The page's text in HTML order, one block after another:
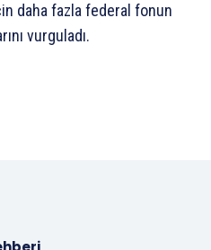
daha fazla federal fonun
vurguladı.